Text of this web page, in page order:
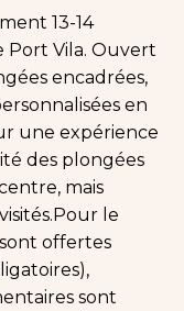
13-14
Vila. Ouvert
encadrées,
en
une expérience
des plongées
mais
Pour le
offertes
sont